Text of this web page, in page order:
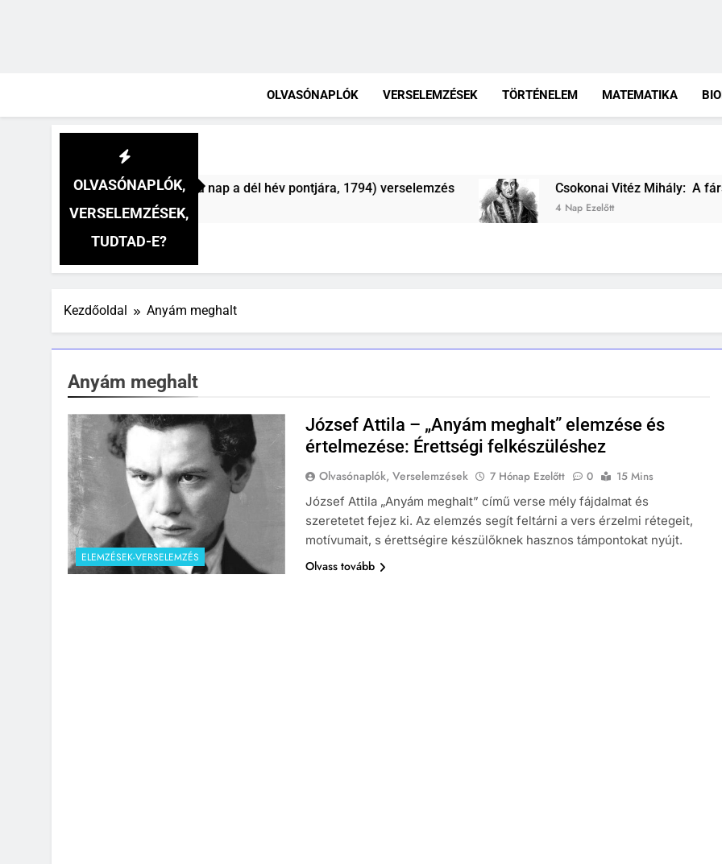
OLVASÓNAPLÓK VERSELEMZÉSEK TÖRTÉNELEM MATEMATIKA
OLVASÓNAPLÓK,
VERSELEMZÉSEK,
TUDTAD-E?
már a nap a dél hév pontjára, 1794) verselemzés Csokonai Vitéz Mihály: A fársáng búcsúzó
4 Nap Ezelőtt
Kezdőoldal Anyám meghalt
Anyám meghalt
ELEMZÉSEK-VERSELEMZÉS
József Attila – „Anyám meghalt” elemzése és
értelmezése: Érettségi felkészüléshez
Olvasónaplók, Verselemzések 7 Hónap Ezelőtt 0
15 Mins
József Attila „Anyám meghalt” című verse mély fájdalmat és
szeretetet fejez ki. Az elemzés segít feltárni a vers érzelmi rétegeit,
motívumait, s érettségire készülőknek hasznos támpontokat nyújt.
Olvass tovább